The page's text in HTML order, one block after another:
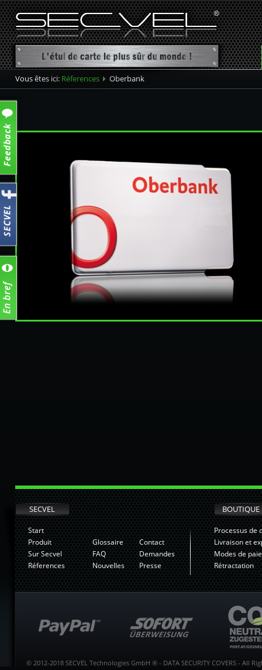
Vous êtes ici: Réferences Oberbank
SECVEL
Start
Produit
Sur Secvel
Réferences
Glossaire
FAQ
Nouvelles
Contact
Demandes
Presse
BOUTIQUE
Processus de
Livraison et
Modes de
Rétractation
© 2012-2018 SECVEL Technologies GmbH ® - DATA SECURITY COVERS - All